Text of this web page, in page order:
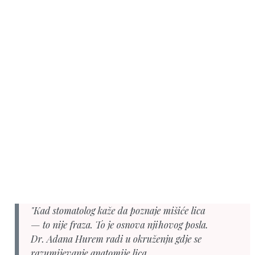
"Kad stomatolog kaže da poznaje mišiće lica
— to nije fraza. To je osnova njihovog posla.
Dr. Adana Hurem radi u okruženju gdje se